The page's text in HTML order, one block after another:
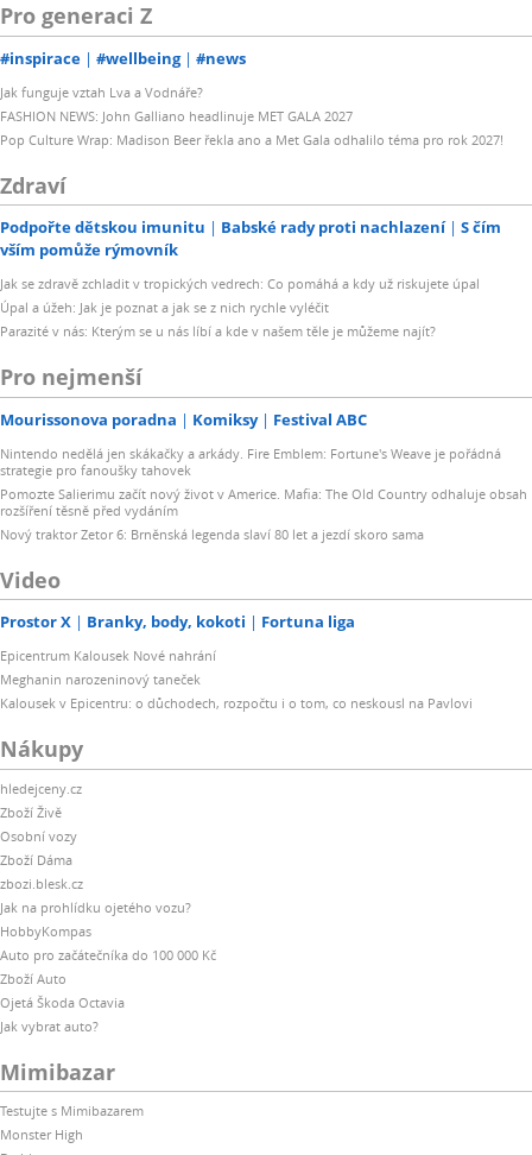
Pro generaci Z
#inspirace #wellbeing #news
Jak funguje vztah Lva a Vodnáře?
FASHION NEWS: John Galliano headlinuje MET GALA 2027
Pop Culture Wrap: Madison Beer řekla ano a Met Gala odhalilo téma pro rok 2027!
Zdraví
Podpořte dětskou imunitu Babské rady proti nachlazení
S čím
vším pomůže rýmovník
Jak se zdravě zchladit v tropických vedrech: Co pomáhá a kdy už riskujete úpal
Úpal a úžeh: Jak je poznat a jak se z nich rychle vyléčit
Parazité v nás: Kterým se u nás líbí a kde v našem těle je můžeme najít?
Pro nejmenší
Mourissonova poradna Komiksy Festival ABC
Nintendo nedělá jen skákačky a arkády. Fire Emblem: Fortune's Weave je pořádná
strategie pro fanoušky tahovek
Pomozte Salierimu začít nový život v Americe. Mafia: The Old Country odhaluje obsah
rozšíření těsně před vydáním
Nový traktor Zetor 6: Brněnská legenda slaví 80 let a jezdí skoro sama
Video
Prostor X Branky, body, kokoti Fortuna liga
Epicentrum Kalousek Nové nahrání
Meghanin narozeninový taneček
Kalousek v Epicentru: o důchodech, rozpočtu i o tom, co neskousl na Pavlovi
Nákupy
hledejceny.cz
Zboží Živě
Osobní vozy
Zboží Dáma
zbozi.blesk.cz
Jak na prohlídku ojetého vozu?
HobbyKompas
Auto pro začátečníka do 100 000 Kč
Zboží Auto
Ojetá Škoda Octavia
Jak vybrat auto?
Mimibazar
Testujte s Mimibazarem
Monster High